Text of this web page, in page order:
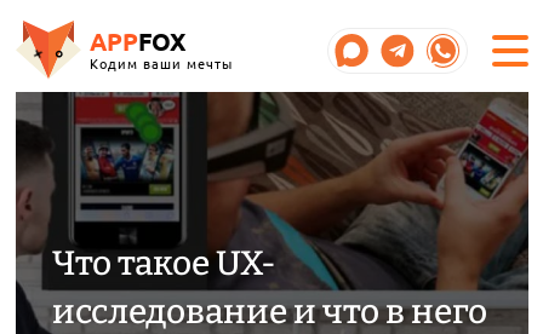
APPFOX
Кодим ваши мечты
Что такое UX-
исследование и что в него